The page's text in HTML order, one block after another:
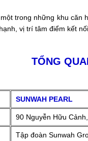
trong những khu
vị trí tâm điểm kết
TỔNG
SUNWAH PEARL
90 Nguyễn Hữu
Tập đoàn Sunwah